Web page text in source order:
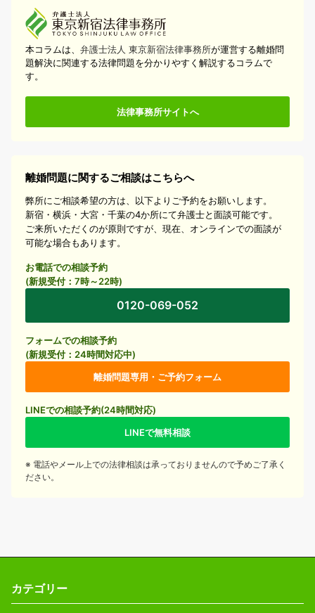
本コラムは、 弁護士法人 東京新宿法律事務所が運営する離婚問
題解決に関連する法律問題を分かりやすく解説するコラムで
す。
法律事務所サイトへ
離婚問題に関するご相談はこちらへ
弊所にご相談希望の方は、以下よりご予約をお願いします。
新宿・横浜・大宮・千葉の4か所にて弁護士と面談可能です。
ご来所いただくのが原則ですが、現在、オンラインでの面談が
可能な場合もあります。
お電話での相談予約
(新規受付：7時～22時)
0120-069-052
フォームでの相談予約
(新規受付：24時間対応中)
離婚問題専用・ご予約フォーム
LINEでの相談予約(24時間対応)
LINEで無料相談
※ 電話やメール上での法律相談は承っておりませんので予めご了承く
ださい。
カテゴリー